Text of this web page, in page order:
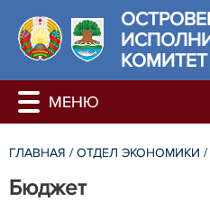
КОМИТЕТ
ГЛАВНАЯ / ОТДЕЛ ЭКОНОМИКИ /
Бюджет